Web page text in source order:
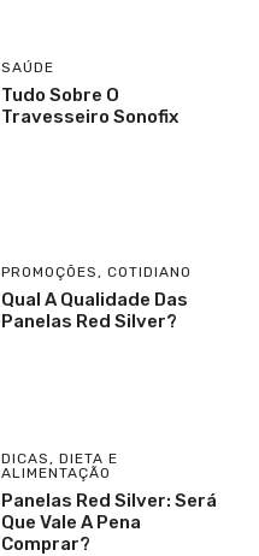
SAÚDE
Tudo Sobre O
Travesseiro Sonofix
PROMOÇÕES , COTIDIANO
Qual A Qualidade Das
Panelas Red Silver?
DICAS , DIETA E
ALIMENTAÇÃO
Panelas Red Silver: Será
Que Vale A Pena
Comprar?